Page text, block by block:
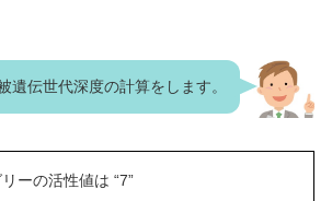
遺伝世代深度の計算をします。
ーの活性値は “7”